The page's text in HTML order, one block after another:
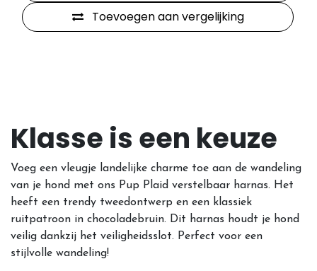
Toevoegen aan vergelijking
Klasse is een keuze
Voeg een vleugje landelijke charme toe aan de wandeling
van je hond met ons Pup Plaid verstelbaar harnas. Het
heeft een trendy tweedontwerp en een klassiek
ruitpatroon in chocoladebruin. Dit harnas houdt je hond
veilig dankzij het veiligheidsslot. Perfect voor een
stijlvolle wandeling!